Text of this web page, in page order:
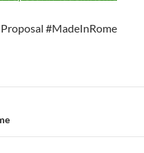
#MadeInRome